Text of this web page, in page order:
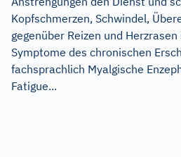
Kopfschmerzen, Schwindel,
gegenüber Reizen und
Symptome des chronischen
fachsprachlich Myalgische
Fatigue...